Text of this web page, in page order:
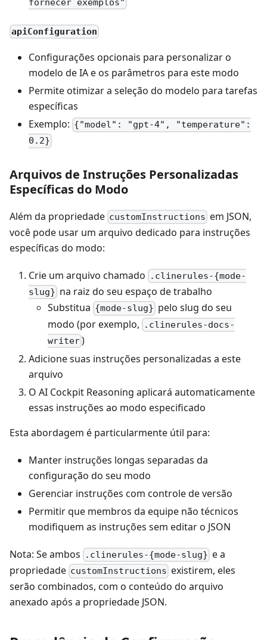
fornecer exemplos"
apiConfiguration
Configurações opcionais para personalizar o
modelo de IA e os parâmetros para este modo
Permite otimizar a seleção do modelo para tarefas
específicas
Exemplo: {"model": "gpt-4", "temperature":
0.2}
Arquivos de Instruções Personalizadas
Específicas do Modo
Além da propriedade customInstructions em JSON,
você pode usar um arquivo dedicado para instruções
específicas do modo:
Crie um arquivo chamado
.clinerules-{mode-
slug} na raiz do seu espaço de trabalho
Substitua {mode-slug} pelo slug do seu
modo (por exemplo,
.clinerules-docs-
writer)
Adicione suas instruções personalizadas a este
arquivo
O AI Cockpit Reasoning aplicará automaticamente
essas instruções ao modo especificado
Esta abordagem é particularmente útil para:
Manter instruções longas separadas da
configuração do seu modo
Gerenciar instruções com controle de versão
Permitir que membros da equipe não técnicos
modifiquem as instruções sem editar o JSON
Nota: Se ambos .clinerules-{mode-slug} e a
propriedade customInstructions existirem, eles
serão combinados, com o conteúdo do arquivo
anexado após a propriedade JSON.